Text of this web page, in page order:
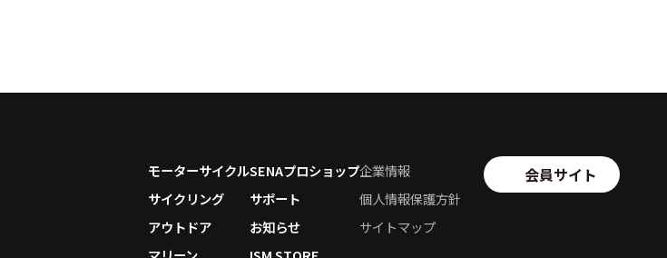
モーターサイクル
サイクリング
アウトドア
SENAプロショップ
サポート
お知らせ
企業情報
個人情報保護方針
サイトマップ
会員サイト